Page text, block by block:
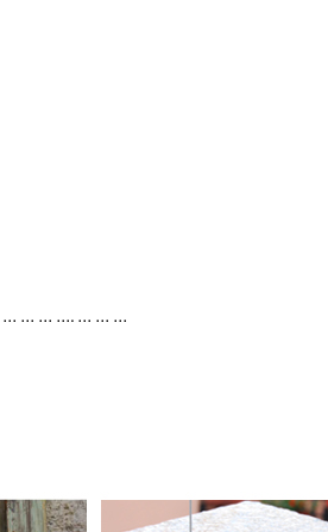
… … …. … … …